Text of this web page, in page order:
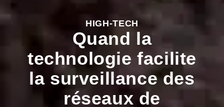
HIGH-TECH
Quand la
technologie facilite
la surveillance des
réseaux de